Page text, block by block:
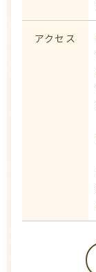
アクセス